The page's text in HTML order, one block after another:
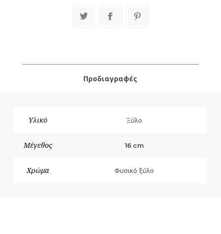
Προδιαγραφές
Υλικό Ξύλο
Μέγεθος 16 cm
Χρώμα Φυσικό ξύλο